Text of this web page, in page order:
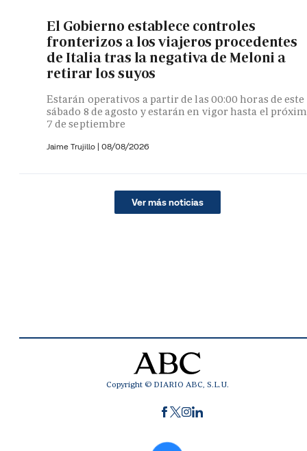
El Gobierno establece controles
fronterizos a los viajeros procedentes
de Italia tras la negativa de Meloni a
retirar los suyos
Estarán operativos a partir de las 00:00 horas de este
sábado 8 de agosto y estarán en vigor hasta el
7 de septiembre
Jaime Trujillo | 08/08/2026
Ver más noticias
Copyright © DIARIO ABC, S.L.U.